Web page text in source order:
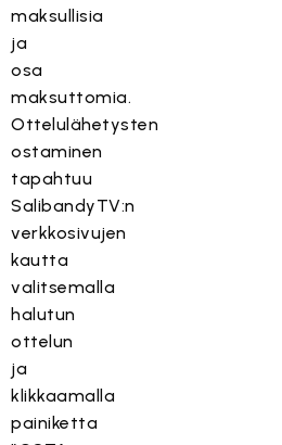
maksullisia
ja
osa
maksuttomia.
Ottelulähetysten
ostaminen
tapahtuu
SalibandyTV:n
verkkosivujen
kautta
valitsemalla
halutun
ottelun
ja
klikkaamalla
painiketta